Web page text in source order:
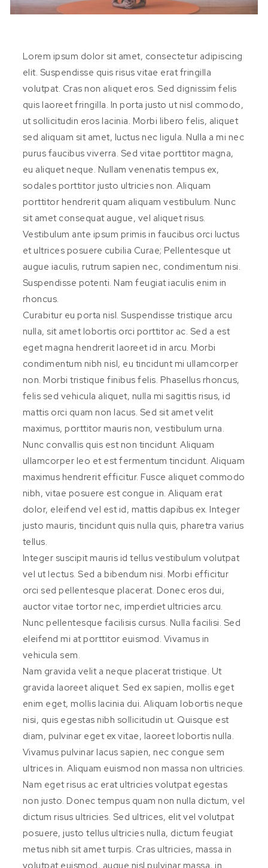
Lorem ipsum dolor sit amet, consectetur adipiscing
elit. Suspendisse quis risus vitae erat fringilla
volutpat. Cras non aliquet eros. Sed dignissim felis
quis laoreet fringilla. In porta justo ut nisl commodo,
ut sollicitudin eros lacinia. Morbi libero felis, aliquet
sed aliquam sit amet, luctus nec ligula. Nulla a mi nec
purus faucibus viverra. Sed vitae porttitor magna,
eu aliquet neque. Nullam venenatis tempus ex,
sodales porttitor justo ultricies non. Aliquam
porttitor hendrerit quam aliquam vestibulum. Nunc
sit amet consequat augue, vel aliquet risus.
Vestibulum ante ipsum primis in faucibus orci luctus
et ultrices posuere cubilia Curae; Pellentesque ut
augue iaculis, rutrum sapien nec, condimentum nisi.
Suspendisse potenti. Nam feugiat iaculis enim in
rhoncus.
Curabitur eu porta nisl. Suspendisse tristique arcu
nulla, sit amet lobortis orci porttitor ac. Sed a est
eget magna hendrerit laoreet id in arcu. Morbi
condimentum nibh nisl, eu tincidunt mi ullamcorper
non. Morbi tristique finibus felis. Phasellus rhoncus,
felis sed vehicula aliquet, nulla mi sagittis risus, id
mattis orci quam non lacus. Sed sit amet velit
maximus, porttitor mauris non, vestibulum urna.
Nunc convallis quis est non tincidunt. Aliquam
ullamcorper leo et est fermentum tincidunt. Aliquam
maximus hendrerit efficitur. Fusce aliquet commodo
nibh, vitae posuere est congue in. Aliquam erat
dolor, eleifend vel est id, mattis dapibus ex. Integer
justo mauris, tincidunt quis nulla quis, pharetra varius
tellus.
Integer suscipit mauris id tellus vestibulum volutpat
vel ut lectus. Sed a bibendum nisi. Morbi efficitur
orci sed pellentesque placerat. Donec eros dui,
auctor vitae tortor nec, imperdiet ultricies arcu.
Nunc pellentesque facilisis cursus. Nulla facilisi. Sed
eleifend mi at porttitor euismod. Vivamus in
vehicula sem.
Nam gravida velit a neque placerat tristique. Ut
gravida laoreet aliquet. Sed ex sapien, mollis eget
enim eget, mollis lacinia dui. Aliquam lobortis neque
nisi, quis egestas nibh sollicitudin ut. Quisque est
diam, pulvinar eget ex vitae, laoreet lobortis nulla.
Vivamus pulvinar lacus sapien, nec congue sem
ultrices in. Aliquam euismod non massa non ultricies.
Nam eget risus ac erat ultricies volutpat egestas
non justo. Donec tempus quam non nulla dictum, vel
dictum risus ultricies. Sed ultrices, elit vel volutpat
posuere, justo tellus ultricies nulla, dictum feugiat
metus nibh sit amet turpis. Cras ultricies, massa in